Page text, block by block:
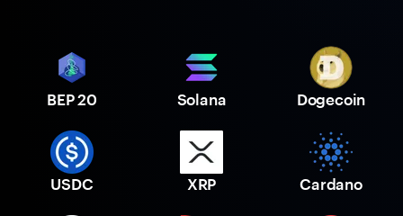
BEP 20 Solana Dogecoin
USDC XRP Cardano